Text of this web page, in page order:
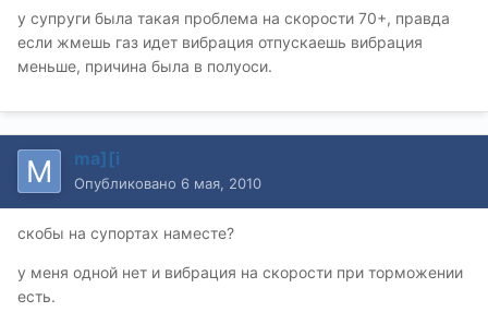
у супруги была такая проблема на скорости 70+, правда
если жмешь газ идет вибрация отпускаешь вибрация
меньше, причина была в полуоси.
ma][i
Опубликовано 6 мая, 2010
скобы на супортах наместе?
у меня одной нет и вибрация на скорости при торможении
есть.